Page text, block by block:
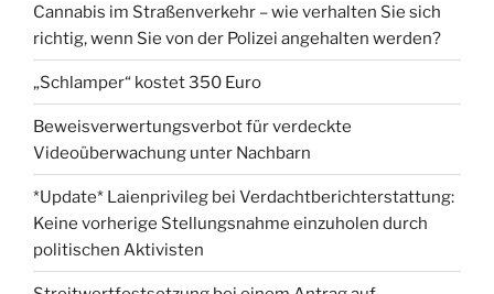
Cannabis im Straßenverkehr – wie verhalten Sie sich
richtig, wenn Sie von der Polizei angehalten werden?
„Schlamper“ kostet 350 Euro
Beweisverwertungsverbot für verdeckte
Videoüberwachung unter Nachbarn
*Update* Laienprivileg bei Verdachtberichterstattung:
Keine vorherige Stellungsnahme einzuholen durch
politischen Aktivisten